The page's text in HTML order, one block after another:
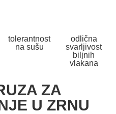
tolerantnost
na sušu
odlična
svarljivost
biljnih
vlakana
ZA
U ZRNU